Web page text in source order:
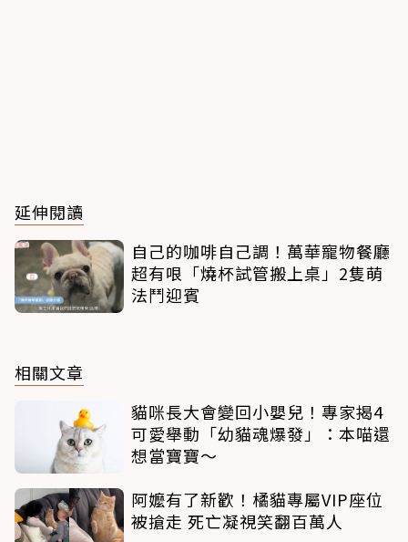
延伸閱讀
自己的咖啡自己調！萬華寵物餐廳
超有哏「燒杯試管搬上桌」2隻萌
法鬥迎賓
相關文章
貓咪長大會變回小嬰兒！專家揭4
可愛舉動「幼貓魂爆發」：本喵還
想當寶寶～
阿嬤有了新歡！橘貓專屬VIP座位
被搶走 死亡凝視笑翻百萬人